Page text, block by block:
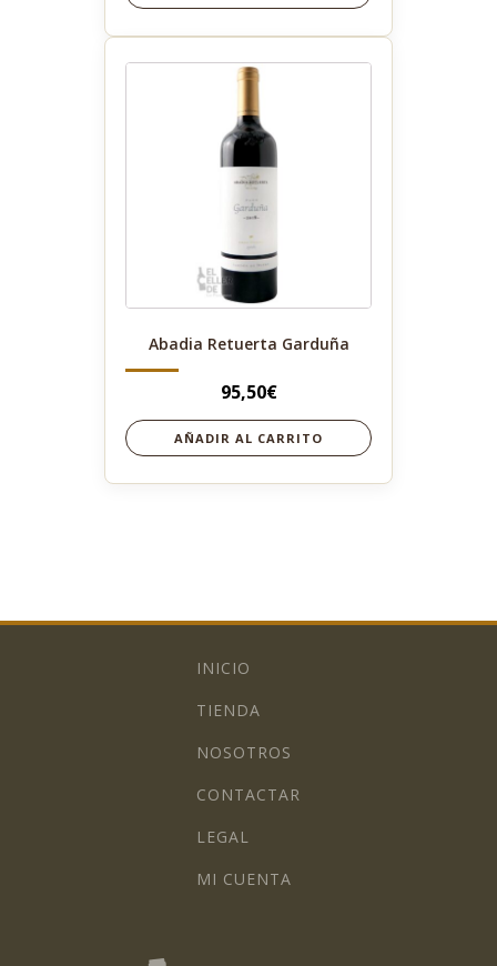
Abadia Retuerta Garduña
95,50€
AÑADIR AL CARRITO
INICIO
TIENDA
NOSOTROS
CONTACTAR
LEGAL
MI CUENTA